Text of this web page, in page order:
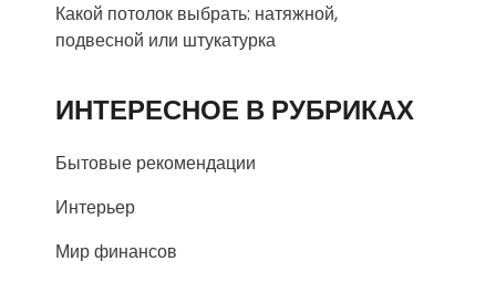
Какой потолок выбрать: натяжной,
подвесной или штукатурка
ИНТЕРЕСНОЕ В РУБРИКАХ
Бытовые рекомендации
Интерьер
Мир финансов